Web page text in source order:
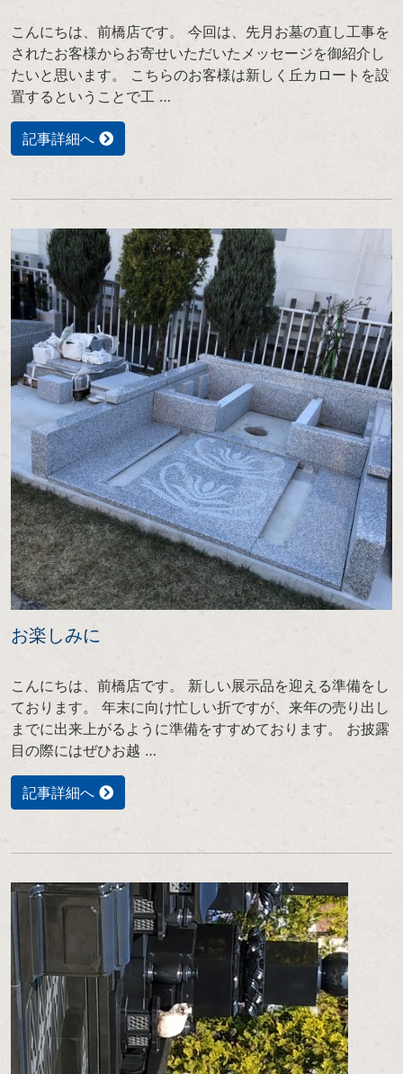
こんにちは、前橋店です。 今回は、先月お墓の直し工事を
されたお客様からお寄せいただいたメッセージを御紹介し
たいと思います。 こちらのお客様は新しく丘カロートを設
置するということで工 …
記事詳細へ
お楽しみに
こんにちは、前橋店です。 新しい展示品を迎える準備をし
ております。 年末に向け忙しい折ですが、来年の売り出し
までに出来上がるように準備をすすめております。 お披露
目の際にはぜひお越 …
記事詳細へ